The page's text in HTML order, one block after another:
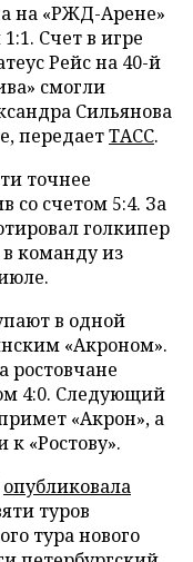
на «РЖД-Арене»
Счет в игре
Рейс на 40-й
смогли
Сильянова
передаетТАСС.
точнее
со счетом 5:4. За
голкипер
команду из
в одной
«Акроном».
ростовчане
4:0. Следующий
«Акрон», а
к «Ростову».
опубликовала
туров
тура нового